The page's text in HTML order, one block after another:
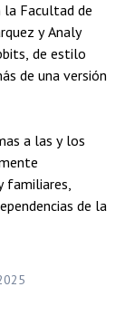
Facultad de
y Analy
de estilo
de una versión
a las y los
familiares,
de la